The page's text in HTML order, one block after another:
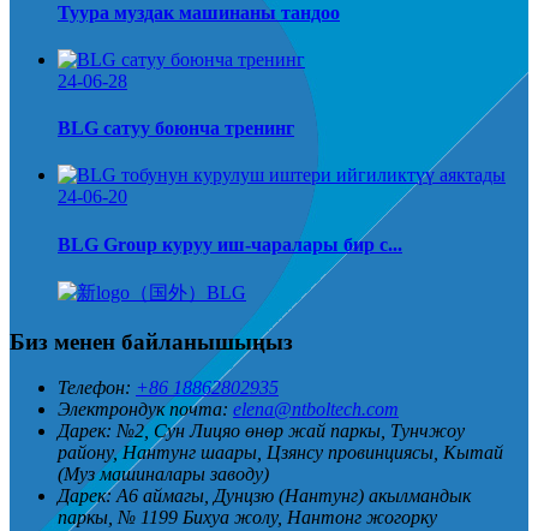
Туура муздак машинаны тандоо
24-06-28
BLG сатуу боюнча тренинг
24-06-20
BLG Group куруу иш-чаралары бир с...
Биз менен байланышыңыз
Телефон: +86 18862802935
Электрондук почта: elena@ntboltech.com
Дарек: №2, Сун Лицяо өнөр жай паркы, Тунчжоу
району, Нантунг шаары, Цзянсу провинциясы, Кытай
(Муз машиналары заводу)
Дарек: A6 аймагы, Дунцзю (Нантунг) акылмандык
паркы, № 1199 Бихуа жолу, Нантонг жогорку